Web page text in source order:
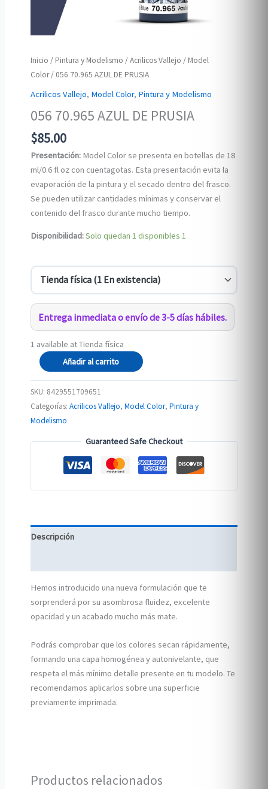
Inicio / Pintura y Modelismo /Acrilicos Vallejo / Model
Color/ 056 70.965 AZUL DE PRUSIA
Acrilicos Vallejo, Model Color, Pintura y Modelismo
056 70.965 AZUL DE PRUSIA
$85.00
Presentación: Model Color se presenta en botellas de 18
ml/0.6 fl oz con cuentagotas. Esta presentación evita la
evaporación de la pintura y el secado dentro del frasco.
Se pueden utilizar cantidades mínimas y conservar el
contenido del frasco durante mucho tiempo.
Disponibilidad:Solo quedan 1 disponibles 1
Entrega inmediata o envío de 3-5 días hábiles.
1 available at Tienda física
056
70.965
AZUL
DE
PRUSIA
Añadir al carrito
SKU: 8429551709651
Categorías:Acrilicos Vallejo,Model Color,Pintura y
Modelismo
Guaranteed Safe Checkout
Descripción
Hemos introducido una nueva formulación que te
sorprenderá por su asombrosa fluidez, excelente
opacidad y un acabado mucho más mate.
Podrás comprobar que los colores secan rápidamente,
formando una capa homogénea y autonivelante, que
respeta el más mínimo detalle presente en tu modelo. Te
recomendamos aplicarlos sobre una superficie
previamente imprimada.
Productos relacionados